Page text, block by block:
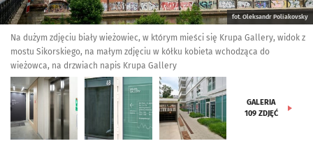
fot. Oleksandr Poliakovsky
Na dużym zdjęciu biały wieżowiec, w którym mieści się Krupa Gallery, widok z
mostu Sikorskiego, na małym zdjęciu w kółku kobieta wchodząca do
wieżowca, na drzwiach napis Krupa Gallery
GALERIA
109 ZDJĘĆ